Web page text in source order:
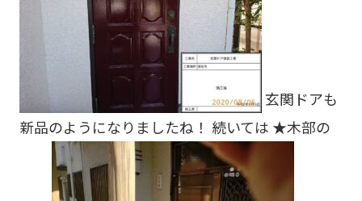
玄関ドアも
新品のようになりましたね！ 続いては ★木部の